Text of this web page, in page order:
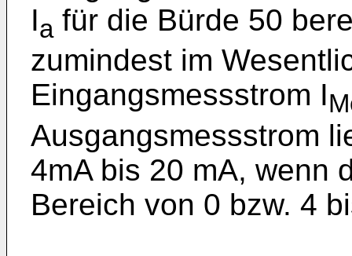
Ia für die Bürde 50
zumindest im
Eingangsmessstrom I
Ausgangsmessstrom
4mA bis 20 mA, wenn
Bereich von 0 bzw. 4